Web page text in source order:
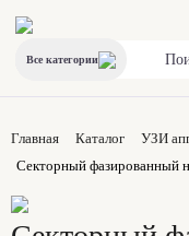
Все категории
Главная Каталог УЗИ
Секторный фазированный